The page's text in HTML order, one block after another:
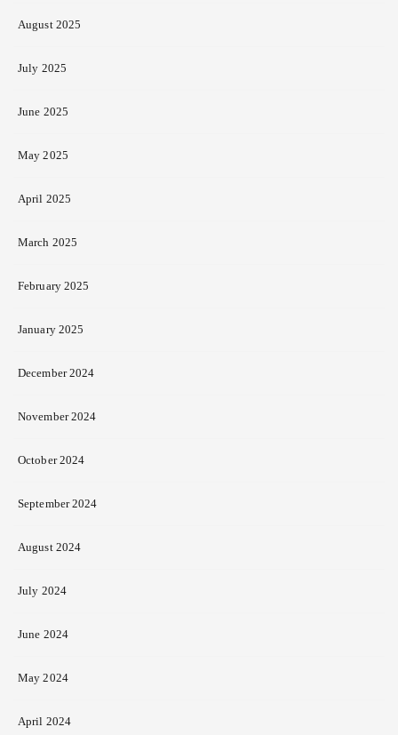
August 2025
July 2025
June 2025
May 2025
April 2025
March 2025
February 2025
January 2025
December 2024
November 2024
October 2024
September 2024
August 2024
July 2024
June 2024
May 2024
April 2024